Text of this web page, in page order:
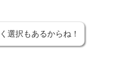
選択もあるからね！